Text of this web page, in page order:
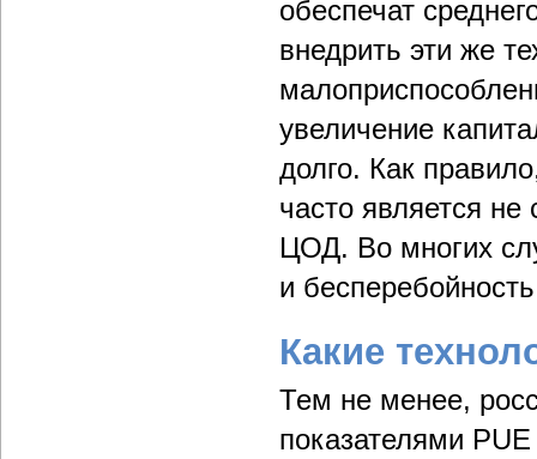
обеспечат
внедрить эти же
увеличение
долго. Как
часто является
ЦОД. Во многих
и
Какие
Тем не менее,
показателями